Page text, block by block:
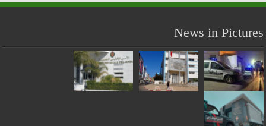
News in Pictures